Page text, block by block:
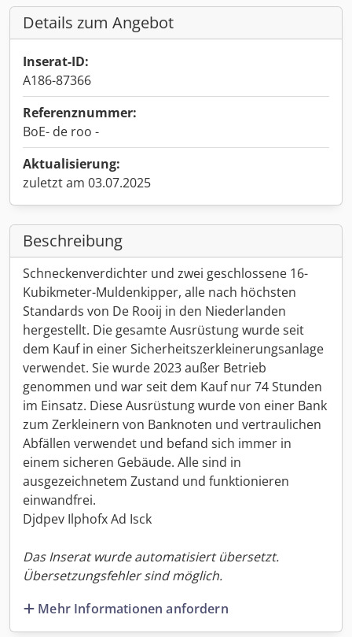
Details zum Angebot
Inserat-ID:
A186-87366
Referenznummer:
BoE- de roo -
Aktualisierung:
zuletzt am 03.07.2025
Beschreibung
Schneckenverdichter und zwei geschlossene 16-
Kubikmeter-Muldenkipper, alle nach höchsten
Standards von De Rooij in den Niederlanden
hergestellt. Die gesamte Ausrüstung wurde seit
dem Kauf in einer Sicherheitszerkleinerungsanlage
verwendet. Sie wurde 2023 außer Betrieb
genommen und war seit dem Kauf nur 74 Stunden
im Einsatz. Diese Ausrüstung wurde von einer Bank
zum Zerkleinern von Banknoten und vertraulichen
Abfällen verwendet und befand sich immer in
einem sicheren Gebäude. Alle sind in
ausgezeichnetem Zustand und funktionieren
einwandfrei.
Djdpev Ilphofx Ad Isck
Das Inserat wurde automatisiert übersetzt.
Übersetzungsfehler sind möglich.
Mehr Informationen anfordern